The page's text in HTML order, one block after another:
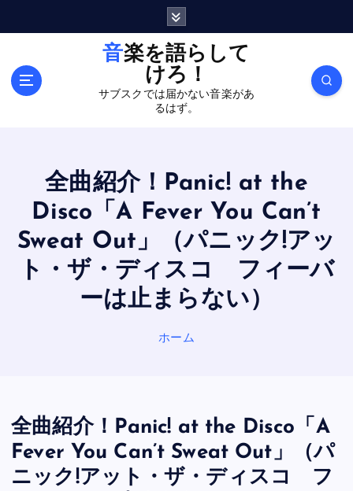
音楽を語らして
けろ！
サブスクでは届かない音楽があ
るはず。
全曲紹介！Panic! at the
Disco「A Fever You Can’t
Sweat Out」（パニック!アッ
ト・ザ・ディスコ フィーバ
ーは止まらない）
ホーム
全曲紹介！Panic! at the Disco「A
Fever You Can’t Sweat Out」（パ
ニック!アット・ザ・ディスコ フ